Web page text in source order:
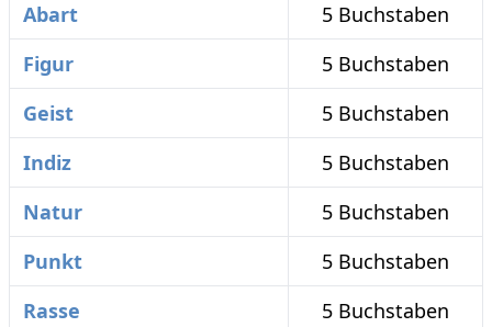
Abart
5 Buchstaben
Figur
5 Buchstaben
Geist
5 Buchstaben
Indiz
5 Buchstaben
Natur
5 Buchstaben
Punkt
5 Buchstaben
Rasse
5 Buchstaben